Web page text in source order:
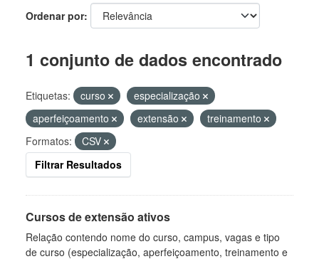
Ordenar por
1 conjunto de dados encontrado
Etiquetas: curso
especialização
aperfeiçoamento
extensão
treinamento
Formatos:
CSV
Filtrar Resultados
Cursos de extensão ativos
Relação contendo nome do curso, campus, vagas e tipo
de curso (especialização, aperfeiçoamento, treinamento e